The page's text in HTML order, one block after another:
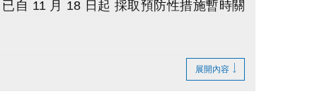
自 11 月 18 日起 採取預防性措施暫時關
通風系統改善，並同步辦理蒸氣室及烤箱
展開內容